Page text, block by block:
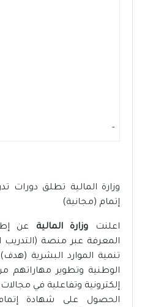
-
وزارة المالية تطلق دورات
إتمام (مجانية)
اعلنت وزارة المالية عن
المعرفة عبر منصة (التدريب
تنمية الموارد البشرية
الوطنية وتطوير مهاراتهم
إلكترونية وتفاعلية في
الحصول على شهادة